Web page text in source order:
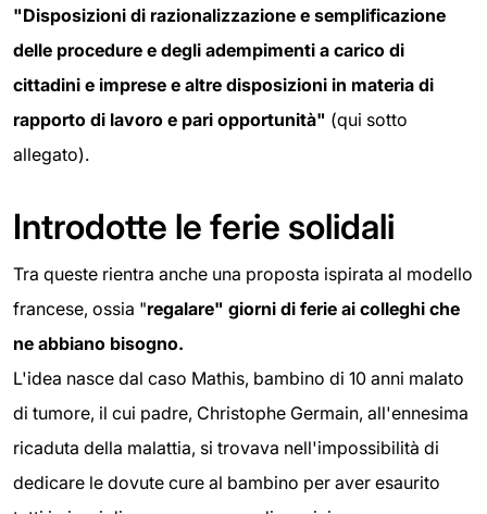
"Disposizioni di razionalizzazione e semplificazione
delle procedure e degli adempimenti a carico di
cittadini e imprese e altre disposizioni in materia di
rapporto di lavoro e pari opportunità" (qui sotto
allegato).
Introdotte le ferie solidali
Tra queste rientra anche una proposta ispirata al modello
francese, ossia "regalare" giorni di ferie ai colleghi che
ne abbiano bisogno.
L'idea nasce dal caso Mathis, bambino di 10 anni malato
di tumore, il cui padre, Christophe Germain, all'ennesima
ricaduta della malattia, si trovava nell'impossibilità di
dedicare le dovute cure al bambino per aver esaurito